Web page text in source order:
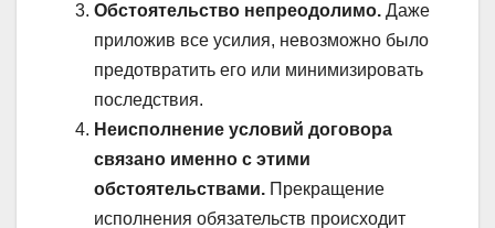
Обстоятельство непреодолимо. Даже
приложив все усилия, невозможно было
предотвратить его или минимизировать
последствия.
Неисполнение условий договора
связано именно с этими
обстоятельствами. Прекращение
исполнения обязательств происходит